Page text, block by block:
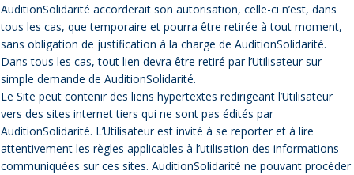
AuditionSolidarité accorderait son autorisation, celle-ci n’est, dans
tous les cas, que temporaire et pourra être retirée à tout moment,
sans obligation de justification à la charge de AuditionSolidarité.
Dans tous les cas, tout lien devra être retiré par l’Utilisateur sur
simple demande de AuditionSolidarité.
Le Site peut contenir des liens hypertextes redirigeant l’Utilisateur
vers des sites internet tiers qui ne sont pas édités par
AuditionSolidarité. L’Utilisateur est invité à se reporter et à lire
attentivement les règles applicables à l’utilisation des informations
communiquées sur ces sites. AuditionSolidarité ne pouvant procéder